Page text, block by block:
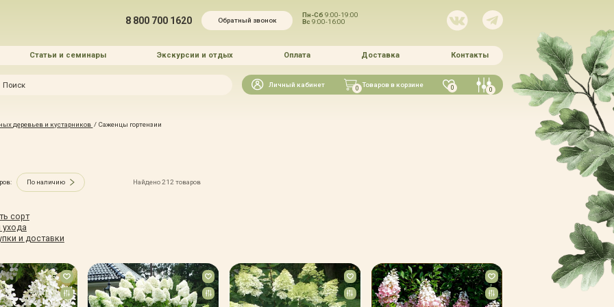
8 800 700 1620 Обратный звонок
Пн-Сб9:00-19:00
Вс9:00-16:00
Статьи и семинары Экскурсии и отдых Оплата Доставка Контакты
озеленение
Искать
Личный кабинет 0 Товаров в корзине 0 0
деревьев и кустарников / Саженцы гортензии
По наличию Найдено 212 товаров
сорт
и доставки